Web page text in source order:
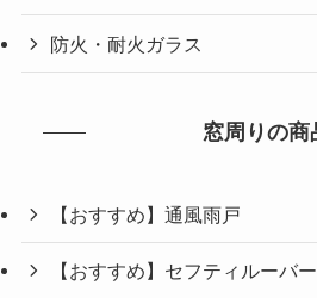
防火・耐火ガラス
窓周りの商
【おすすめ】通風雨戸
【おすすめ】セフティルーバー